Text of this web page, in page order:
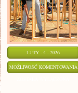
LUTY - 4 - 2026
MOŻLIWOŚĆ KOMENTOWANIA